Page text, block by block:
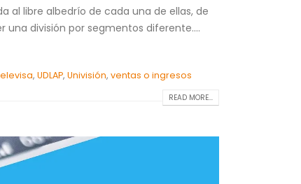
al libre albedrío de cada una de ellas, de
división por segmentos diferente....
, UDLAP, Univisión, ventas o ingresos
READ MORE...